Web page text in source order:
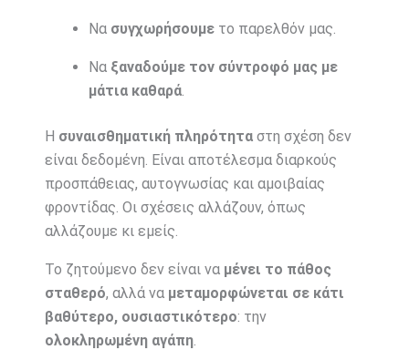
Να συγχωρήσουμετο παρελθόν μας.
Να ξαναδούμε τον σύντροφό μας με
μάτια καθαρά.
Η συναισθηματική πληρότηταστη σχέση δεν
είναι δεδομένη. Είναι αποτέλεσμα διαρκούς
προσπάθειας, αυτογνωσίας και αμοιβαίας
φροντίδας. Οι σχέσεις αλλάζουν, όπως
αλλάζουμε κι εμείς.
Το ζητούμενο δεν είναι να μένει το πάθος
σταθερό, αλλά να μεταμορφώνεται σε κάτι
βαθύτερο, ουσιαστικότερο: την
ολοκληρωμένη αγάπη.